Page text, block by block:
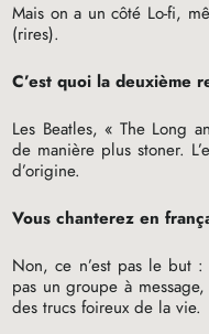
Mais on a un côté Lo-fi,
(rires).
C’est quoi la deuxième
Les Beatles, « The Long
de manière plus stoner.
d’origine.
Vous chanterez en
Non, ce n’est pas le but
pas un groupe à
des trucs foireux de la vie.